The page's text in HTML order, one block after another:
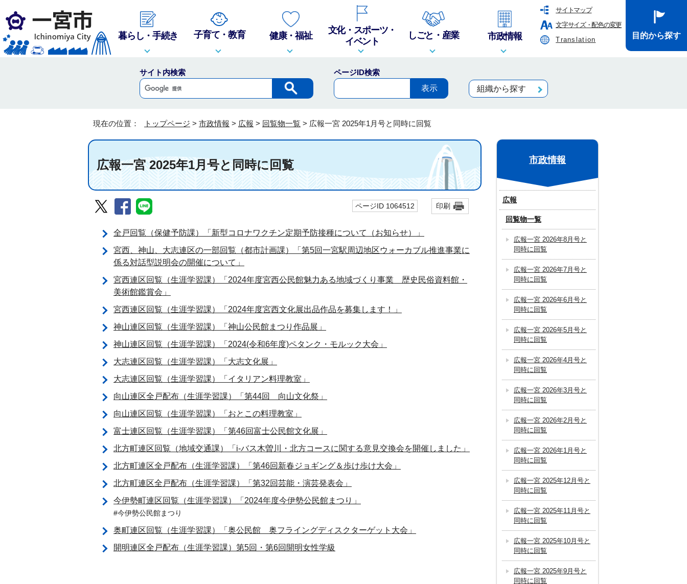
サイトマップ
文字サイズ・配色の変更
Translation
暮らし・手続き 子育て・教育 健康・福祉
文化・スポーツ・
イベント
しごと・産業 市政情報 目的から探す
サイト内検索
ページID検索
組織から探す
現在の位置： トップページ > 市政情報 > 広報 > 回覧物一覧 > 広報一宮 2025年1月号と同時に回覧
広報一宮 2025年1月号と同時に回覧
ページID 1064512 印刷
全戸回覧（保健予防課）「新型コロナワクチン定期予防接種について（お知らせ）」
宮西、神山、大志連区の一部回覧（都市計画課）「第5回一宮駅周辺地区ウォーカブル推進事業に
係る対話型説明会の開催について」
宮西連区回覧（生涯学習課）「2024年度宮西公民館魅力ある地域づくり事業 歴史民俗資料館・
美術館鑑賞会」
宮西連区回覧（生涯学習課）「2024年度宮西文化展出品作品を募集します！」
神山連区回覧（生涯学習課）「神山公民館まつり作品展」
神山連区回覧（生涯学習課）「2024(令和6年度)ペタンク・モルック大会」
大志連区回覧（生涯学習課）「大志文化展」
大志連区回覧（生涯学習課）「イタリアン料理教室」
向山連区全戸配布（生涯学習課）「第44回 向山文化祭」
向山連区回覧（生涯学習課）「おとこの料理教室」
富士連区回覧（生涯学習課）「第46回富士公民館文化展」
北方町連区回覧（地域交通課）「i-バス木曽川・北方コースに関する意見交換会を開催しました」
北方町連区全戸配布（生涯学習課）「第46回新春ジョギング＆歩け歩け大会」
北方町連区全戸配布（生涯学習課）「第32回芸能・演芸発表会」
今伊勢町連区回覧（生涯学習課）「2024年度今伊勢公民館まつり」
#今伊勢公民館まつり
奥町連区回覧（生涯学習課）「奥公民館 奥フライングディスクターゲット大会」
開明連区全戸配布（生涯学習課）第5回・第6回開明女性学級
市政情報
広報
回覧物一覧
広報一宮 2026年8月号と
同時に回覧
広報一宮 2026年7月号と
同時に回覧
広報一宮 2026年6月号と
同時に回覧
広報一宮 2026年5月号と
同時に回覧
広報一宮 2026年4月号と
同時に回覧
広報一宮 2026年3月号と
同時に回覧
広報一宮 2026年2月号と
同時に回覧
広報一宮 2026年1月号と
同時に回覧
広報一宮 2025年12月号と
同時に回覧
広報一宮 2025年11月号と
同時に回覧
広報一宮 2025年10月号と
同時に回覧
広報一宮 2025年9月号と
同時に回覧